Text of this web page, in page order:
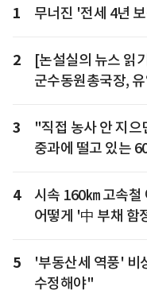
1 무너진 '전세 4년
2
[논설실의 뉴스 읽
군수동원총국장,
3
"직접 농사 안 지
중과에 떨고 있는
4
시속 160㎞ 고속
어떻게 '中 부채 함
5
'부동산세 역풍' 비
수정해야"